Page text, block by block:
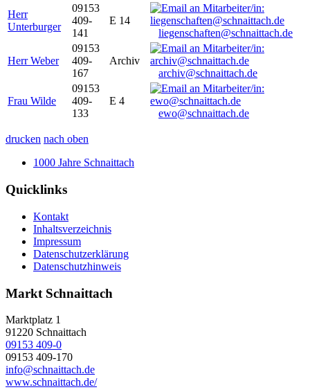
Herr
Unterburger
09153
409-
141
E 14
liegenschaften@schnaittach.de
Herr Weber
09153
409-
167
Archiv
archiv@schnaittach.de
Frau Wilde
09153
409-
133
E 4
ewo@schnaittach.de
drucken nach oben
1000 Jahre Schnaittach
Quicklinks
Kontakt
Inhaltsverzeichnis
Impressum
Datenschutzerklärung
Datenschutzhinweis
Markt Schnaittach
Marktplatz 1
91220 Schnaittach
09153 409-0
09153 409-170
info@schnaittach.de
www.schnaittach.de/